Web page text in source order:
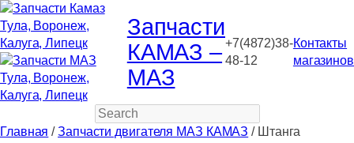
Запчасти
КАМАЗ –
МАЗ
+7(4872)38-
48-12
Контакты
магазинов
Search
Главная /Запчасти двигателя МАЗ КАМАЗ / Штанга